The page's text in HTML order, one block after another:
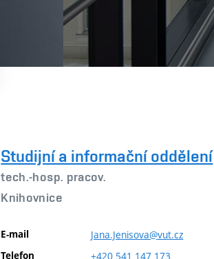
Studijní a informační oddělení
tech.-hosp. pracov.
Knihovnice
E-mail Jana.Jenisova@vut.cz
Telefon +420 541 147 173